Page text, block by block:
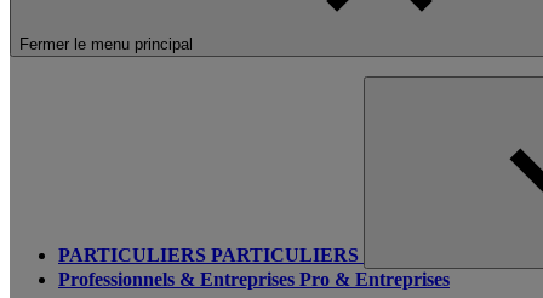
Fermer le menu principal
PARTICULIERS PARTICULIERS
Professionnels & Entreprises Pro & Entreprises